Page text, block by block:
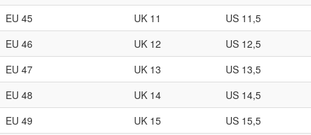
EU 45
UK 11
US 11,5
EU 46
UK 12
US 12,5
EU 47
UK 13
US 13,5
EU 48
UK 14
US 14,5
EU 49
UK 15
US 15,5